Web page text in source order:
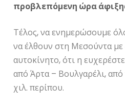
προβλεπόμενη ώρα
Τέλος, να ενημερώσουμε
να έλθουν στη Μεσούντα με
αυτοκίνητο, ότι η
από Άρτα – Βουλγαρέλι,
χιλ. περίπου.